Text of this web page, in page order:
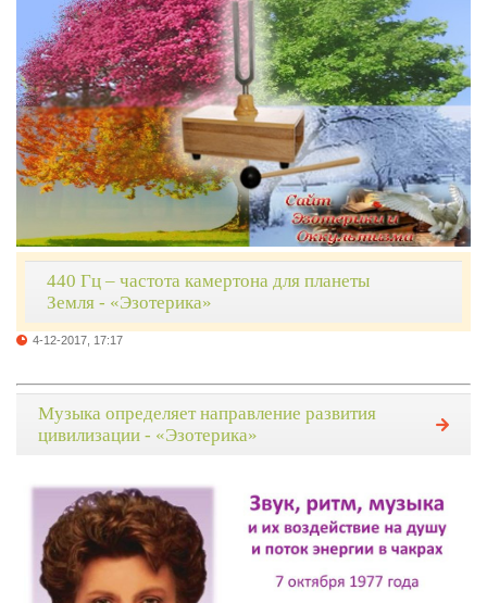
440 Гц – частота камертона для планеты
Земля - «Эзотерика»
4-12-2017, 17:17
Музыка определяет направление развития
цивилизации - «Эзотерика»